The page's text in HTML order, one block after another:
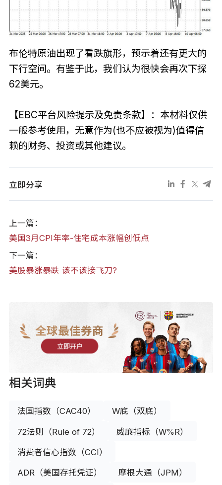
布伦特原油出现了看跌旗形，预示着还有更大的
下行空间。有鉴于此，我们认为很快会再次下探
62美元。
【EBC平台风险提示及免责条款】：本材料仅供
一般参考使用，无意作为(也不应被视为)值得信
赖的财务、投资或其他建议。
立即分享
上一篇：
美国3月CPI年率-住宅成本涨幅创低点
下一篇：
美股暴涨暴跌 该不该接飞刀?
全球最佳券商
立即开户
相关词典
法国指数（CAC40） W底（双底）
72法则（Rule of 72） 威廉指标（W%R）
消费者信心指数（CCI）
ADR（美国存托凭证） 摩根大通（JPM）